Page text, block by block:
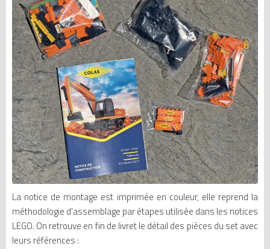
La notice de montage est imprimée en couleur, elle reprend la
méthodologie d'assemblage par étapes utilisée dans les notices
LEGO. On retrouve en fin de livret le détail des pièces du set avec
leurs références :